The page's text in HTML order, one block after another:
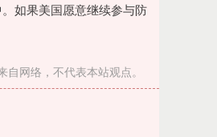
如果美国愿意继续参与防
网络，不代表本站观点。